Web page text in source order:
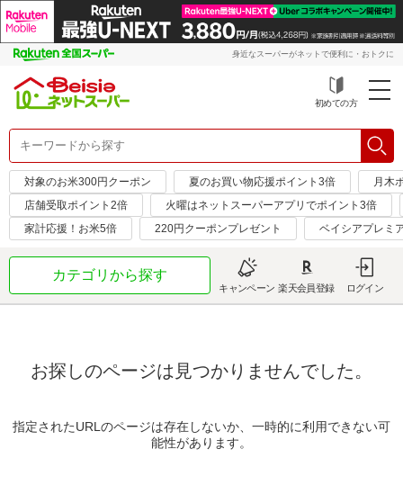
身近なスーパーがネットで便利に・おトクに
初めての方
対象のお米300円クーポン 夏のお買い物応援ポイント3倍
月木
店舗受取ポイント2倍
火曜はネットスーパーアプリでポイント3倍
家計応援！お米5倍
220円クーポンプレゼント ベイシアプレミ
カテゴリから探す
キャンペーン 楽天会員登録 ログイン
お探しのページは見つかりませんでした。
指定されたURLのページは存在しないか、一時的に利用できない可
能性があります。